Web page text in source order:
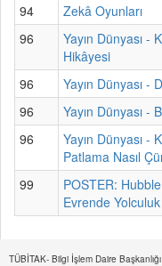
94
Zekâ Oyunları
96
Yayın Dünyası -
Hikâyesi
96
Yayın Dünyası -
96
Yayın Dünyası -
96
Yayın Dünyası -
Patlama Nasıl
99
POSTER:
Evrende Yolculuk
TÜBİTAK- Bilgi İşlem Daire